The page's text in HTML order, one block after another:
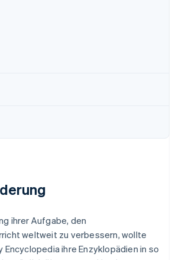
ihrer Aufgabe, den
weltweit zu verbessern, wollte
Encyclopedia ihre Enzyklopädien in so